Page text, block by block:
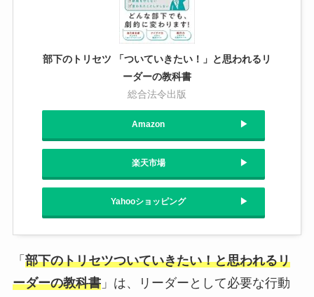
部下のトリセツ 「ついていきたい！」と思われるリ
ーダーの教科書
総合法令出版
Amazon
楽天市場
Yahooショッピング
「 部下のトリセツついていきたい！と思われるリ
ーダーの教科書」は、リーダーとして必要な行動